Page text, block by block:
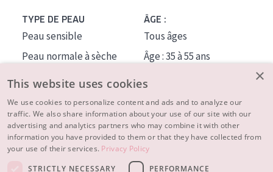
TYPE DE PEAU
Peau sensible
Peau normale à sèche
Peau mixte ou grasse
Peau mature
Peau ménopausée
ÂGE :
Tous âges
Âge : 35 à 55 ans
À PROPOS
CONSEILS BEAUTÉ
×
This website uses cookies
We use cookies to personalize content and ads and to analyze our
traffic. We also share information about your use of our site with our
advertising and analytics partners who may combine it with other
information you have provided to them or that they have collected from
your use of their services. Privacy Policy
STRICTLY NECESSARY
PERFORMANCE